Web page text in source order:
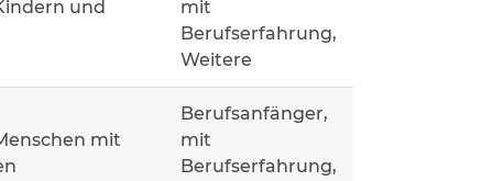
und
mit
Berufserfahrung,
Weitere
mit
Berufsanfänger,
mit
Berufserfahrung,